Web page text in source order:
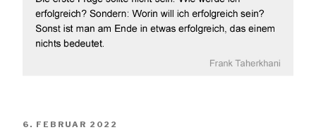
VERÖFFENTLICHT
6. FEBRUAR 2022